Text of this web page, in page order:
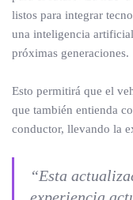
listos para integrar
una inteligencia
próximas generaciones.
Esto permitirá que el
que también entienda
conductor, llevando la
“Esta